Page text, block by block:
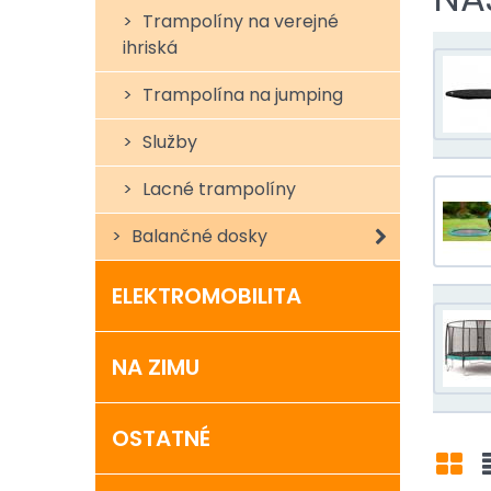
Trampolíny na verejné
ihriská
Trampolína na jumping
Služby
Lacné trampolíny
Balančné dosky
ELEKTROMOBILITA
NA ZIMU
OSTATNÉ
V